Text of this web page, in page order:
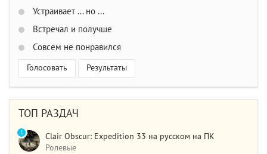
Устраивает ... но ...
Встречал и получше
Совсем не понравился
Голосовать Результаты
ТОП РАЗДАЧ
Clair Obscur: Expedition 33 на русском на ПК
Ролевые
1